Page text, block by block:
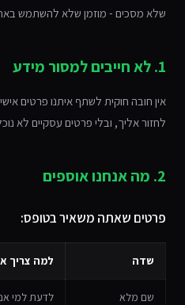
שלא מסכים - מוזמן שלא להשתמש
1. לא חייבים למסור מידע
אין חובה חוקית לשתף איתנו פרטים
לחזור אליך, ובלי פרטים עסקיים לא
2. מה אנחנו אוספים
פרטים שאתה משאיר בטופס:
שדה למה צריך
שם מלא לדעת למי